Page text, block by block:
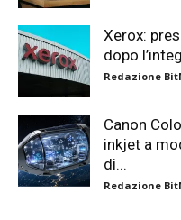
Xerox:
dopo
Redazione
Canon
inkjet a
di...
Redazione